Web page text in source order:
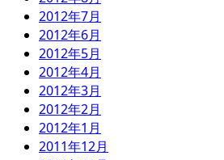
2012年7月
2012年6月
2012年5月
2012年4月
2012年3月
2012年2月
2012年1月
2011年12月